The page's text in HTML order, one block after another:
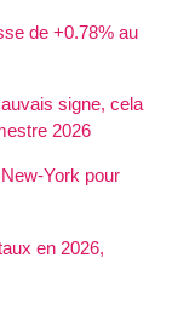
de +0.78% au
signe, cela
2026
York pour
en 2026,